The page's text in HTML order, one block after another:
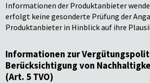
Informationen der Produktanbieter
erfolgt keine gesonderte Prüfung der
Produktanbieter in Hinblick auf ihre
Informationen zur
Berücksichtigung von
(Art. 5 TVO)